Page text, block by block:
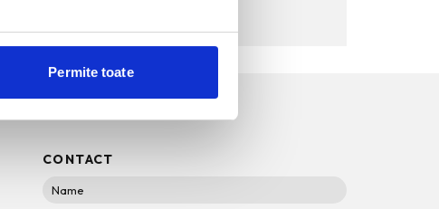
Permite toate
CONTACT